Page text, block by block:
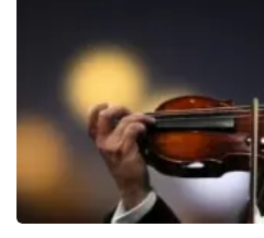
BEKIJKEN